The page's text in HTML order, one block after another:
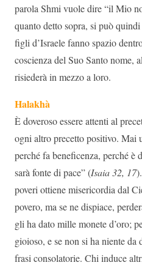
parola Shmi vuole dire “il Mio
quanto detto sopra, si può
figli d’Israele fanno spazio
coscienza del Suo Santo nome,
risiederà in mezzo a loro.
Halakhà
È doveroso essere attenti al
ogni altro precetto positivo. Mai
perché fa beneficenza, perché è
sarà fonte di pace” (Isaia 32, 17
poveri ottiene misericordia dal
povero, ma se ne dispiace,
gli ha dato mille monete d’oro;
gioioso, e se non si ha niente
frasi consolatorie. Chi induce